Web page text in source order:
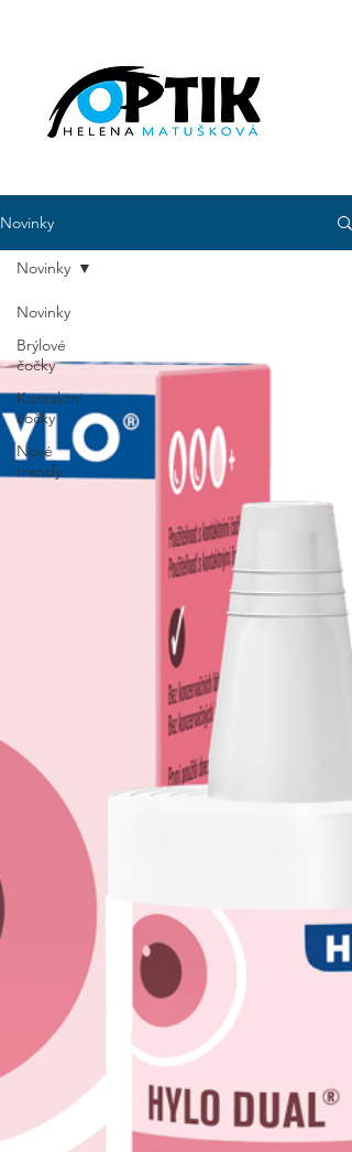
Novinky
Novinky
Brýlové
čočky
Kontaktní
čočky
Nové
trendy
Novinky